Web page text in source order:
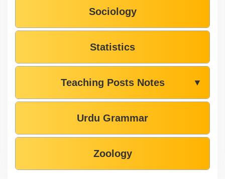
Sociology
Statistics
Teaching Posts Notes ▼
Urdu Grammar
Zoology